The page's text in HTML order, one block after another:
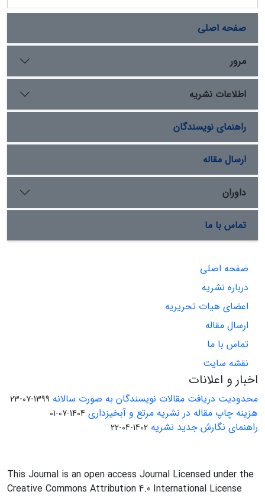
صفحه اصلی
مرور
اطلاعات نشریه
راهنمای نویسندگان
ارسال مقاله
داوران
تماس با ما
صفحه اصلی
درباره نشریه
اعضای هیات تحریریه
ارسال مقاله
تماس با ما
نقشه سایت
اخبار و اعلانات
محدودیت دریافت مقالات نویسندگان به صورت سالانه 1399-07-23
هزینه چاپ مقاله در نشریه مرتع و آبخیزداری 1404-07-01
راهنمای نگارش جدید نشریه 1402-04-22
This Journal is an open access Journal Licensed under the
Creative Commons Attribution 4.0 International License